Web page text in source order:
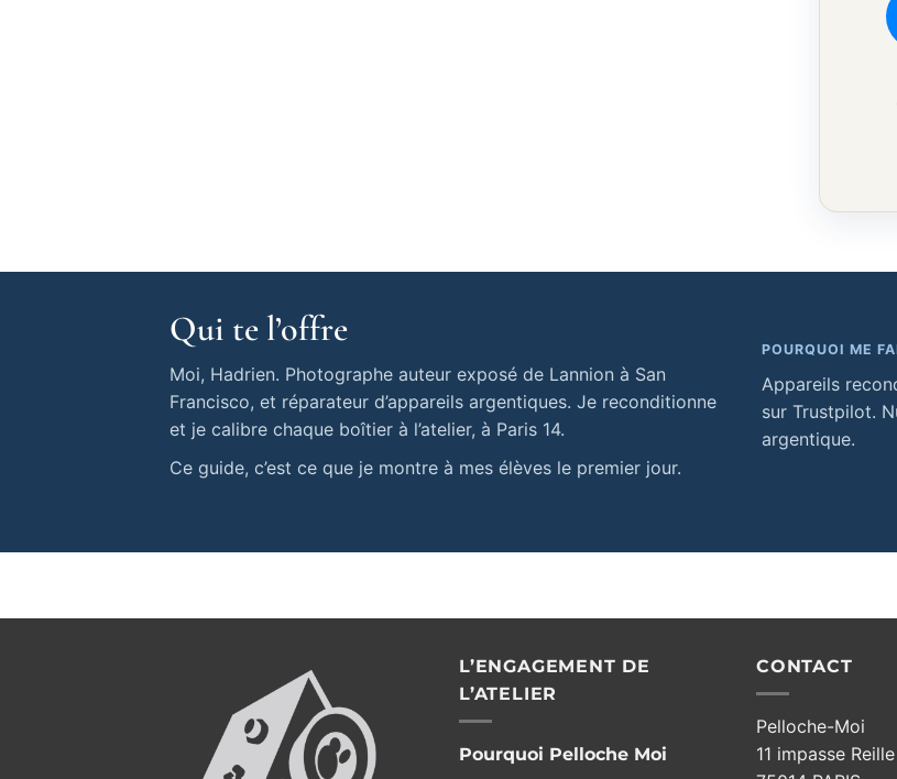
Qui te l’offre
Moi, Hadrien. Photographe auteur exposé de Lannion à San
Francisco, et réparateur d’appareils argentiques. Je reconditionne
et je calibre chaque boîtier à l’atelier, à Paris 14.
Ce guide, c’est ce que je montre à mes élèves le premier jour.
POURQUOI ME
Appareils
sur Trustpilot.
argentique.
L’ENGAGEMENT DE
L’ATELIER
Pourquoi Pelloche Moi
CONTACT
Pelloche-Moi
11 impasse Reille